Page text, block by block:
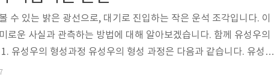
수 있는 밝은 광선으로, 대기로 진입하는 작은 운석 조각입니다. 이
로운 사실과 관측하는 방법에 대해 알아보겠습니다. 함께 유성우의
유성우의 형성과정 유성우의 형성 과정은 다음과 같습니다. 유성우
은 천체들이 지구 주변의 우주에서 형성됩니다. 이 운석들은 우주 공